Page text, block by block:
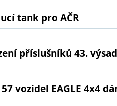
tank pro AČR
příslušníků 43.
57 vozidel EAGLE 4x4